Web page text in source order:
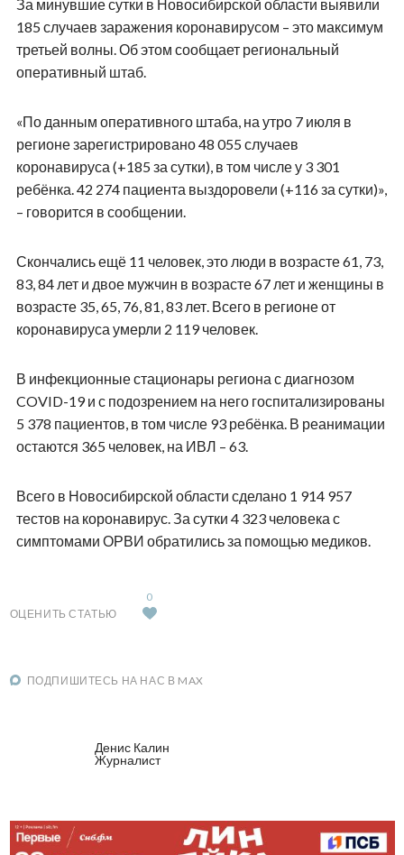
За минувшие сутки в Новосибирской области выявили
185 случаев заражения коронавирусом – это максимум
третьей волны. Об этом сообщает региональный
оперативный штаб.
«По данным оперативного штаба, на утро 7 июля в
регионе зарегистрировано 48 055 случаев
коронавируса (+185 за сутки), в том числе у 3 301
ребёнка. 42 274 пациента выздоровели (+116 за сутки)»,
– говорится в сообщении.
Скончались ещё 11 человек, это люди в возрасте 61, 73,
83, 84 лет и двое мужчин в возрасте 67 лет и женщины в
возрасте 35, 65, 76, 81, 83 лет. Всего в регионе от
коронавируса умерли 2 119 человек.
В инфекционные стационары региона с диагнозом
COVID-19 и с подозрением на него госпитализированы
5 378 пациентов, в том числе 93 ребёнка. В реанимации
остаются 365 человек, на ИВЛ – 63.
Всего в Новосибирской области сделано 1 914 957
тестов на коронавирус. За сутки 4 323 человека с
симптомами ОРВИ обратились за помощью медиков.
ОЦЕНИТЬ СТАТЬЮ
0
ПОДПИШИТЕСЬ НА НАС В MAX
Денис Калин
Журналист